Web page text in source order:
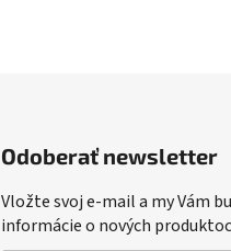
Odoberať newsletter
Vložte svoj e-mail a my Vám
informácie o nových